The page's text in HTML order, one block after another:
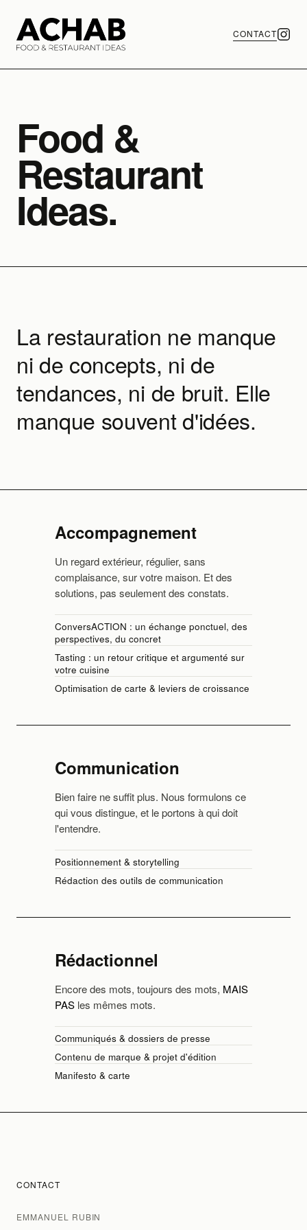
CONTACT
Food &
Restaurant
Ideas.
La restauration ne manque
ni de concepts, ni de
tendances, ni de bruit. Elle
manque souvent d'idées.
Accompagnement
Un regard extérieur, régulier, sans
complaisance, sur votre maison. Et des
solutions, pas seulement des constats.
ConversACTION : un échange ponctuel, des
perspectives, du concret
Tasting : un retour critique et argumenté sur
votre cuisine
Optimisation de carte & leviers de croissance
Communication
Bien faire ne suffit plus. Nous formulons ce
qui vous distingue, et le portons à qui doit
l'entendre.
Positionnement & storytelling
Rédaction des outils de communication
Rédactionnel
Encore des mots, toujours des mots, MAIS
PAS les mêmes mots.
Communiqués & dossiers de presse
Contenu de marque & projet d'édition
Manifesto & carte
CONTACT
EMMANUEL RUBIN